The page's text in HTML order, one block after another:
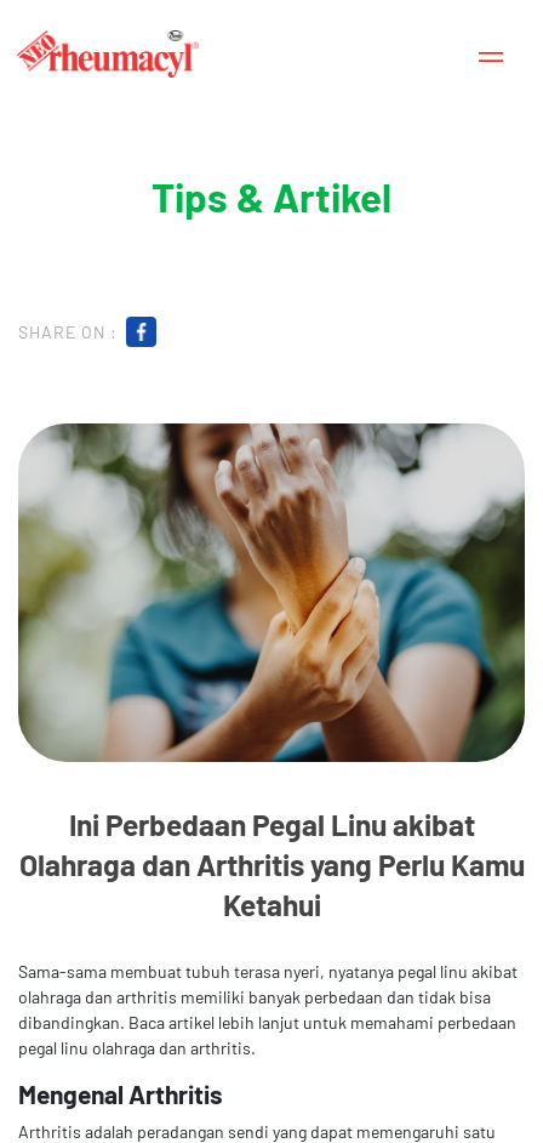
Tips & Artikel
SHARE ON :
Ini Perbedaan Pegal Linu akibat
Olahraga dan Arthritis yang Perlu Kamu
Ketahui
Sama-sama membuat tubuh terasa nyeri, nyatanya pegal linu akibat
olahraga dan arthritis memiliki banyak perbedaan dan tidak bisa
dibandingkan. Baca artikel lebih lanjut untuk memahami perbedaan
pegal linu olahraga dan arthritis.
Mengenal Arthritis
Arthritis adalah peradangan sendi yang dapat memengaruhi satu